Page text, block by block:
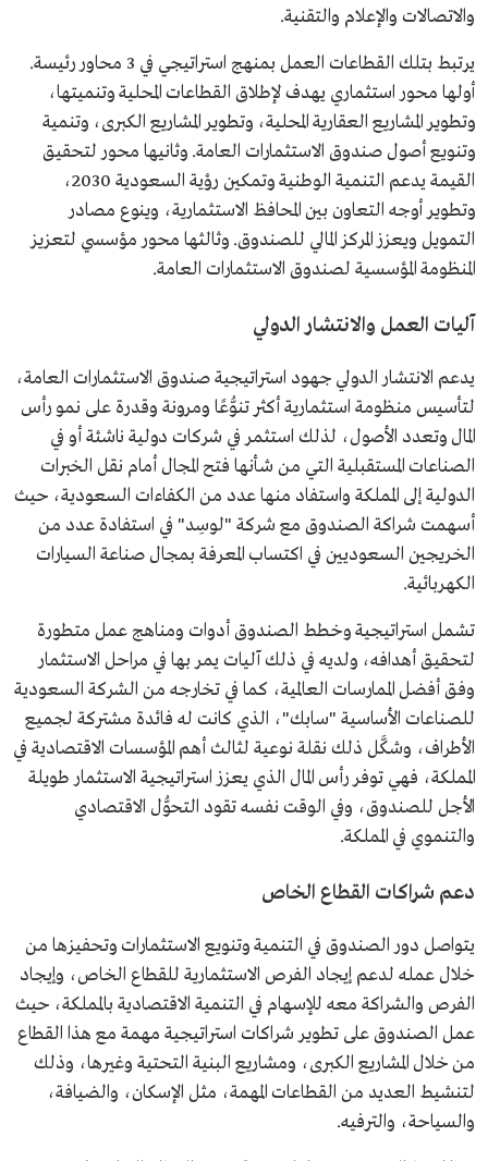
والاتصالات والإعلام والتقنية.
يرتبط بتلك القطاعات العمل بمنهج استراتيجي في 3 محاور رئيسة.
أولها محور استثماري يهدف لإطلاق القطاعات المحلية وتنميتها،
وتطوير المشاريع العقارية المحلية، وتطوير المشاريع الكبرى، وتنمية
وتنويع أصول صندوق الاستثمارات العامة. وثانيها محور لتحقيق
القيمة يدعم التنمية الوطنية وتمكين رؤية السعودية 2030،
وتطوير أوجه التعاون بين المحافظ الاستثمارية، وينوع مصادر
التمويل ويعزز المركز المالي للصندوق. وثالثها محور مؤسسي لتعزيز
المنظومة المؤسسية لصندوق الاستثمارات العامة.
آليات العمل والانتشار الدولي
يدعم الانتشار الدولي جهود استراتيجية صندوق الاستثمارات العامة،
لتأسيس منظومة استثمارية أكثر تنوُّعًا ومرونة وقدرة على نمو رأس
المال وتعدد الأصول، لذلك استثمر في شركات دولية ناشئة أو في
الصناعات المستقبلية التي من شأنها فتح المجال أمام نقل الخبرات
الدولية إلى المملكة واستفاد منها عدد من الكفاءات السعودية، حيث
أسهمت شراكة الصندوق مع شركة "لوسِد" في استفادة عدد من
الخريجين السعوديين في اكتساب المعرفة بمجال صناعة السيارات
الكهربائية.
تشمل استراتيجية وخطط الصندوق أدوات ومناهج عمل متطورة
لتحقيق أهدافه، ولديه في ذلك آليات يمر بها في مراحل الاستثمار
وفق أفضل الممارسات العالمية، كما في تخارجه من الشركة السعودية
للصناعات الأساسية "سابك"، الذي كانت له فائدة مشتركة لجميع
الأطراف، وشكَّل ذلك نقلة نوعية لثالث أهم المؤسسات الاقتصادية في
المملكة، فهي توفر رأس المال الذي يعزز استراتيجية الاستثمار طويلة
الأجل للصندوق، وفي الوقت نفسه تقود التحوُّل الاقتصادي
والتنموي في المملكة.
دعم شراكات القطاع الخاص
يتواصل دور الصندوق في التنمية وتنويع الاستثمارات وتحفيزها من
خلال عمله لدعم إيجاد الفرص الاستثمارية للقطاع الخاص، وإيجاد
الفرص والشراكة معه للإسهام في التنمية الاقتصادية بالمملكة، حيث
عمل الصندوق على تطوير شراكات استراتيجية مهمة مع هذا القطاع
من خلال المشاريع الكبرى، ومشاريع البنية التحتية وغيرها، وذلك
لتنشيط العديد من القطاعات المهمة، مثل الإسكان، والضيافة،
والسياحة، والترفيه.